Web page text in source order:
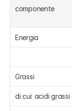
componente
Energia
Grassi
di cui: acidi grassi